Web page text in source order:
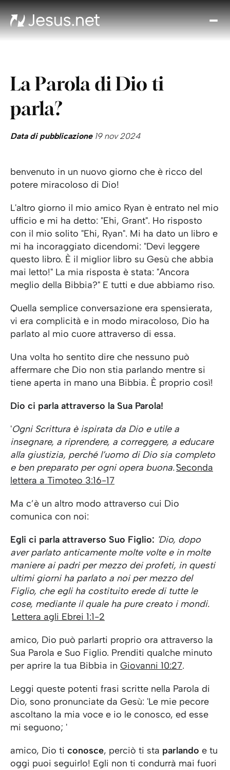
Chi
è
La Parola di Dio ti
parla?
Data di pubblicazione19 nov 2024
benvenuto in un nuovo giorno che è ricco del
potere miracoloso di Dio!
L'altro giorno il mio amico Ryan è entrato nel mio
ufficio e mi ha detto: "Ehi, Grant". Ho risposto
con il mio solito "Ehi, Ryan". Mi ha dato un libro e
mi ha incoraggiato dicendomi: "Devi leggere
questo libro. È il miglior libro su Gesù che abbia
mai letto!" La mia risposta è stata: "Ancora
meglio della Bibbia?" E tutti e due abbiamo riso.
Quella semplice conversazione era spensierata,
vi era complicità e in modo miracoloso, Dio ha
parlato al mio cuore attraverso di essa.
Una volta ho sentito dire che nessuno può
affermare che Dio non stia parlando mentre si
tiene aperta in mano una Bibbia. È proprio così!
Dio ci parla attraverso la Sua Parola!
'Ogni Scrittura è ispirata da Dio e utile a
insegnare, a riprendere, a correggere, a educare
alla giustizia, perché l’uomo di Dio sia completo
e ben preparato per ogni opera buona.'Seconda
lettera a Timoteo 3:16-17
Ma c’è un altro modo attraverso cui Dio
comunica con noi:
Egli ci parla attraverso Suo Figlio: 'Dio, dopo
aver parlato anticamente molte volte e in molte
maniere ai padri per mezzo dei profeti, in questi
ultimi giorni ha parlato a noi per mezzo del
Figlio, che egli ha costituito erede di tutte le
cose, mediante il quale ha pure creato i mondi.
Lettera agli Ebrei 1:1-2
amico, Dio può parlarti proprio ora attraverso la
Sua Parola e Suo Figlio. Prenditi qualche minuto
per aprire la tua Bibbia in Giovanni 10:27.
Leggi queste potenti frasi scritte nella Parola di
Dio, sono pronunciate da Gesù: 'Le mie pecore
ascoltano la mia voce e io le conosco, ed esse
mi seguono; '
amico, Dio ti conosce, perciò ti sta parlando e tu
oggi puoi seguirlo! Egli non ti condurrà mai fuori